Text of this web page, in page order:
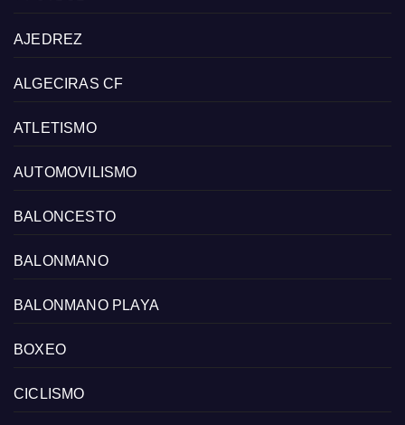
AJEDREZ
ALGECIRAS CF
ATLETISMO
AUTOMOVILISMO
BALONCESTO
BALONMANO
BALONMANO PLAYA
BOXEO
CICLISMO